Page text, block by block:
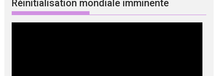
Réinitialisation mondiale imminente